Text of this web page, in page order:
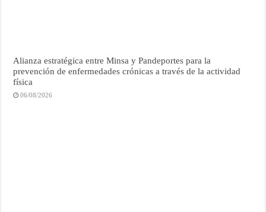
Alianza estratégica entre Minsa y Pandeportes para la
prevención de enfermedades crónicas a través de la actividad
física
06/08/2026